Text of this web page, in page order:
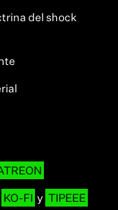
del shock
KO-FI y TIPEEE